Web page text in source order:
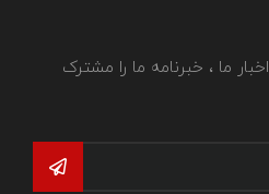
ما ، خبرنامه ما را مشترک